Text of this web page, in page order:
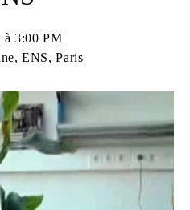
à 3:00 PM
ENS, Paris